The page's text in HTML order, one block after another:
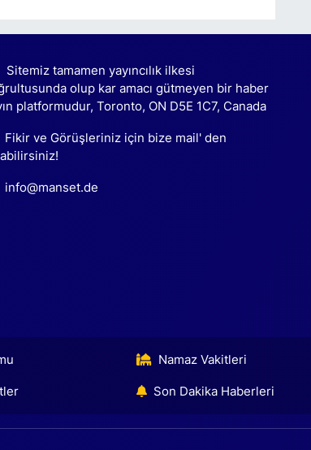
Sitemiz tamamen yayıncılık ilkesi
olup kar amacı gütmeyen bir haber
platformudur, Toronto, ON D5E 1C7, Canada
Fikir ve Görüşleriniz için bize mail' den
info@manset.de
Namaz Vakitleri
Son Dakika Haberleri